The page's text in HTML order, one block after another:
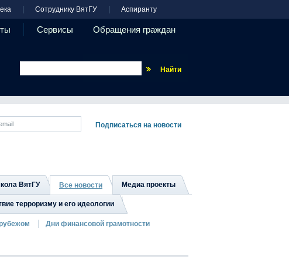
Сотруднику ВятГУ Аспиранту
Сервисы Обращения граждан
ВятГУ Все новости Медиа проекты
терроризму и его идеологии
Дни финансовой грамотности